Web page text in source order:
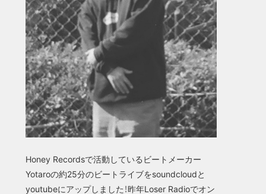
Honey Recordsで活動しているビートメーカー
Yotaroの約25分のビートライブをsoundcloudと
youtubeにアップしました！昨年Loser Radioでオン